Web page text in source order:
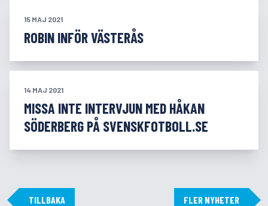
15 MAJ 2021
ROBIN INFÖR VÄSTERÅS
14 MAJ 2021
MISSA INTE INTERVJUN MED HÅKAN
SÖDERBERG PÅ SVENSKFOTBOLL.SE
TILLBAKA FLER NYHETER